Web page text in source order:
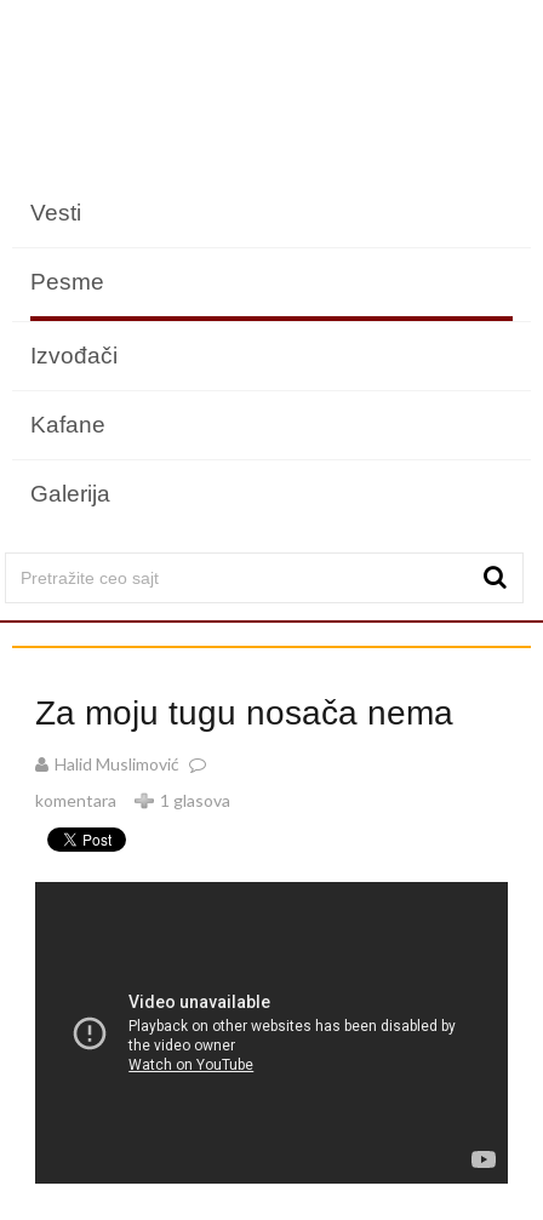
Vesti
Pesme
Izvođači
Kafane
Galerija
Za moju tugu nosača nema
Halid Muslimović
komentara
1 glasova